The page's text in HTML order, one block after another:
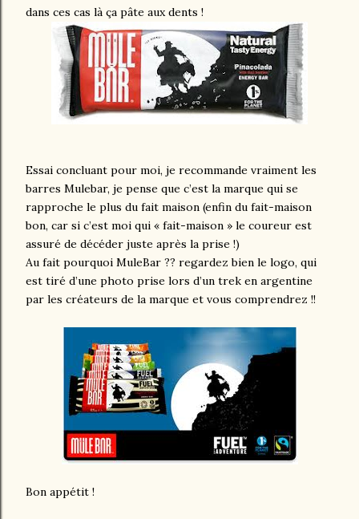
dans ces cas là ça pâte aux dents !
Essai concluant pour moi, je recommande vraiment les
barres Mulebar, je pense que c’est la marque qui se
rapproche le plus du fait maison (enfin du fait-maison
bon, car si c’est moi qui « fait-maison » le coureur est
assuré de décéder juste après la prise !)
Au fait pourquoi MuleBar ?? regardez bien le logo, qui
est tiré d’une photo prise lors d’un trek en argentine
par les créateurs de la marque et vous comprendrez !!
Bon appétit !